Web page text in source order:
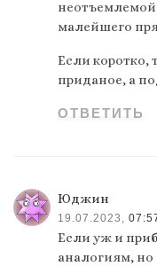
малейшего
Если коротко,
приданое, а
ОТВЕТИТЬ
Юджин
19.07.2023,
Если уж и
аналогиям,